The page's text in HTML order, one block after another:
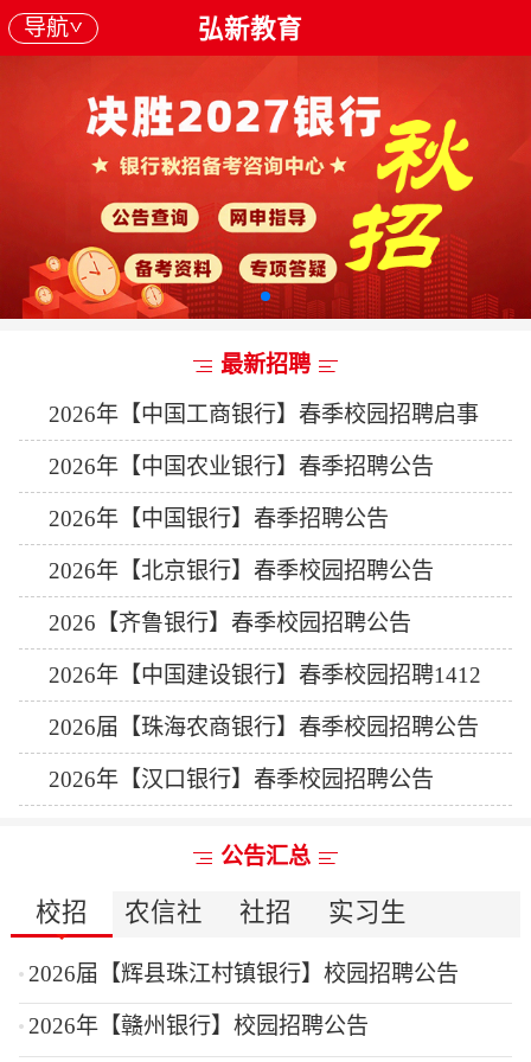
导航 弘新教育
最新招聘
2026年【中国工商银行】春季校园招聘启事
2026年【中国农业银行】春季招聘公告
2026年【中国银行】春季招聘公告
2026年【北京银行】春季校园招聘公告
2026【齐鲁银行】春季校园招聘公告
2026年【中国建设银行】春季校园招聘1412
人公告
2026届【珠海农商银行】春季校园招聘公告
2026年【汉口银行】春季校园招聘公告
公告汇总
校招 农信社 社招 实习生
2026届【辉县珠江村镇银行】校园招聘公告
2026年【赣州银行】校园招聘公告